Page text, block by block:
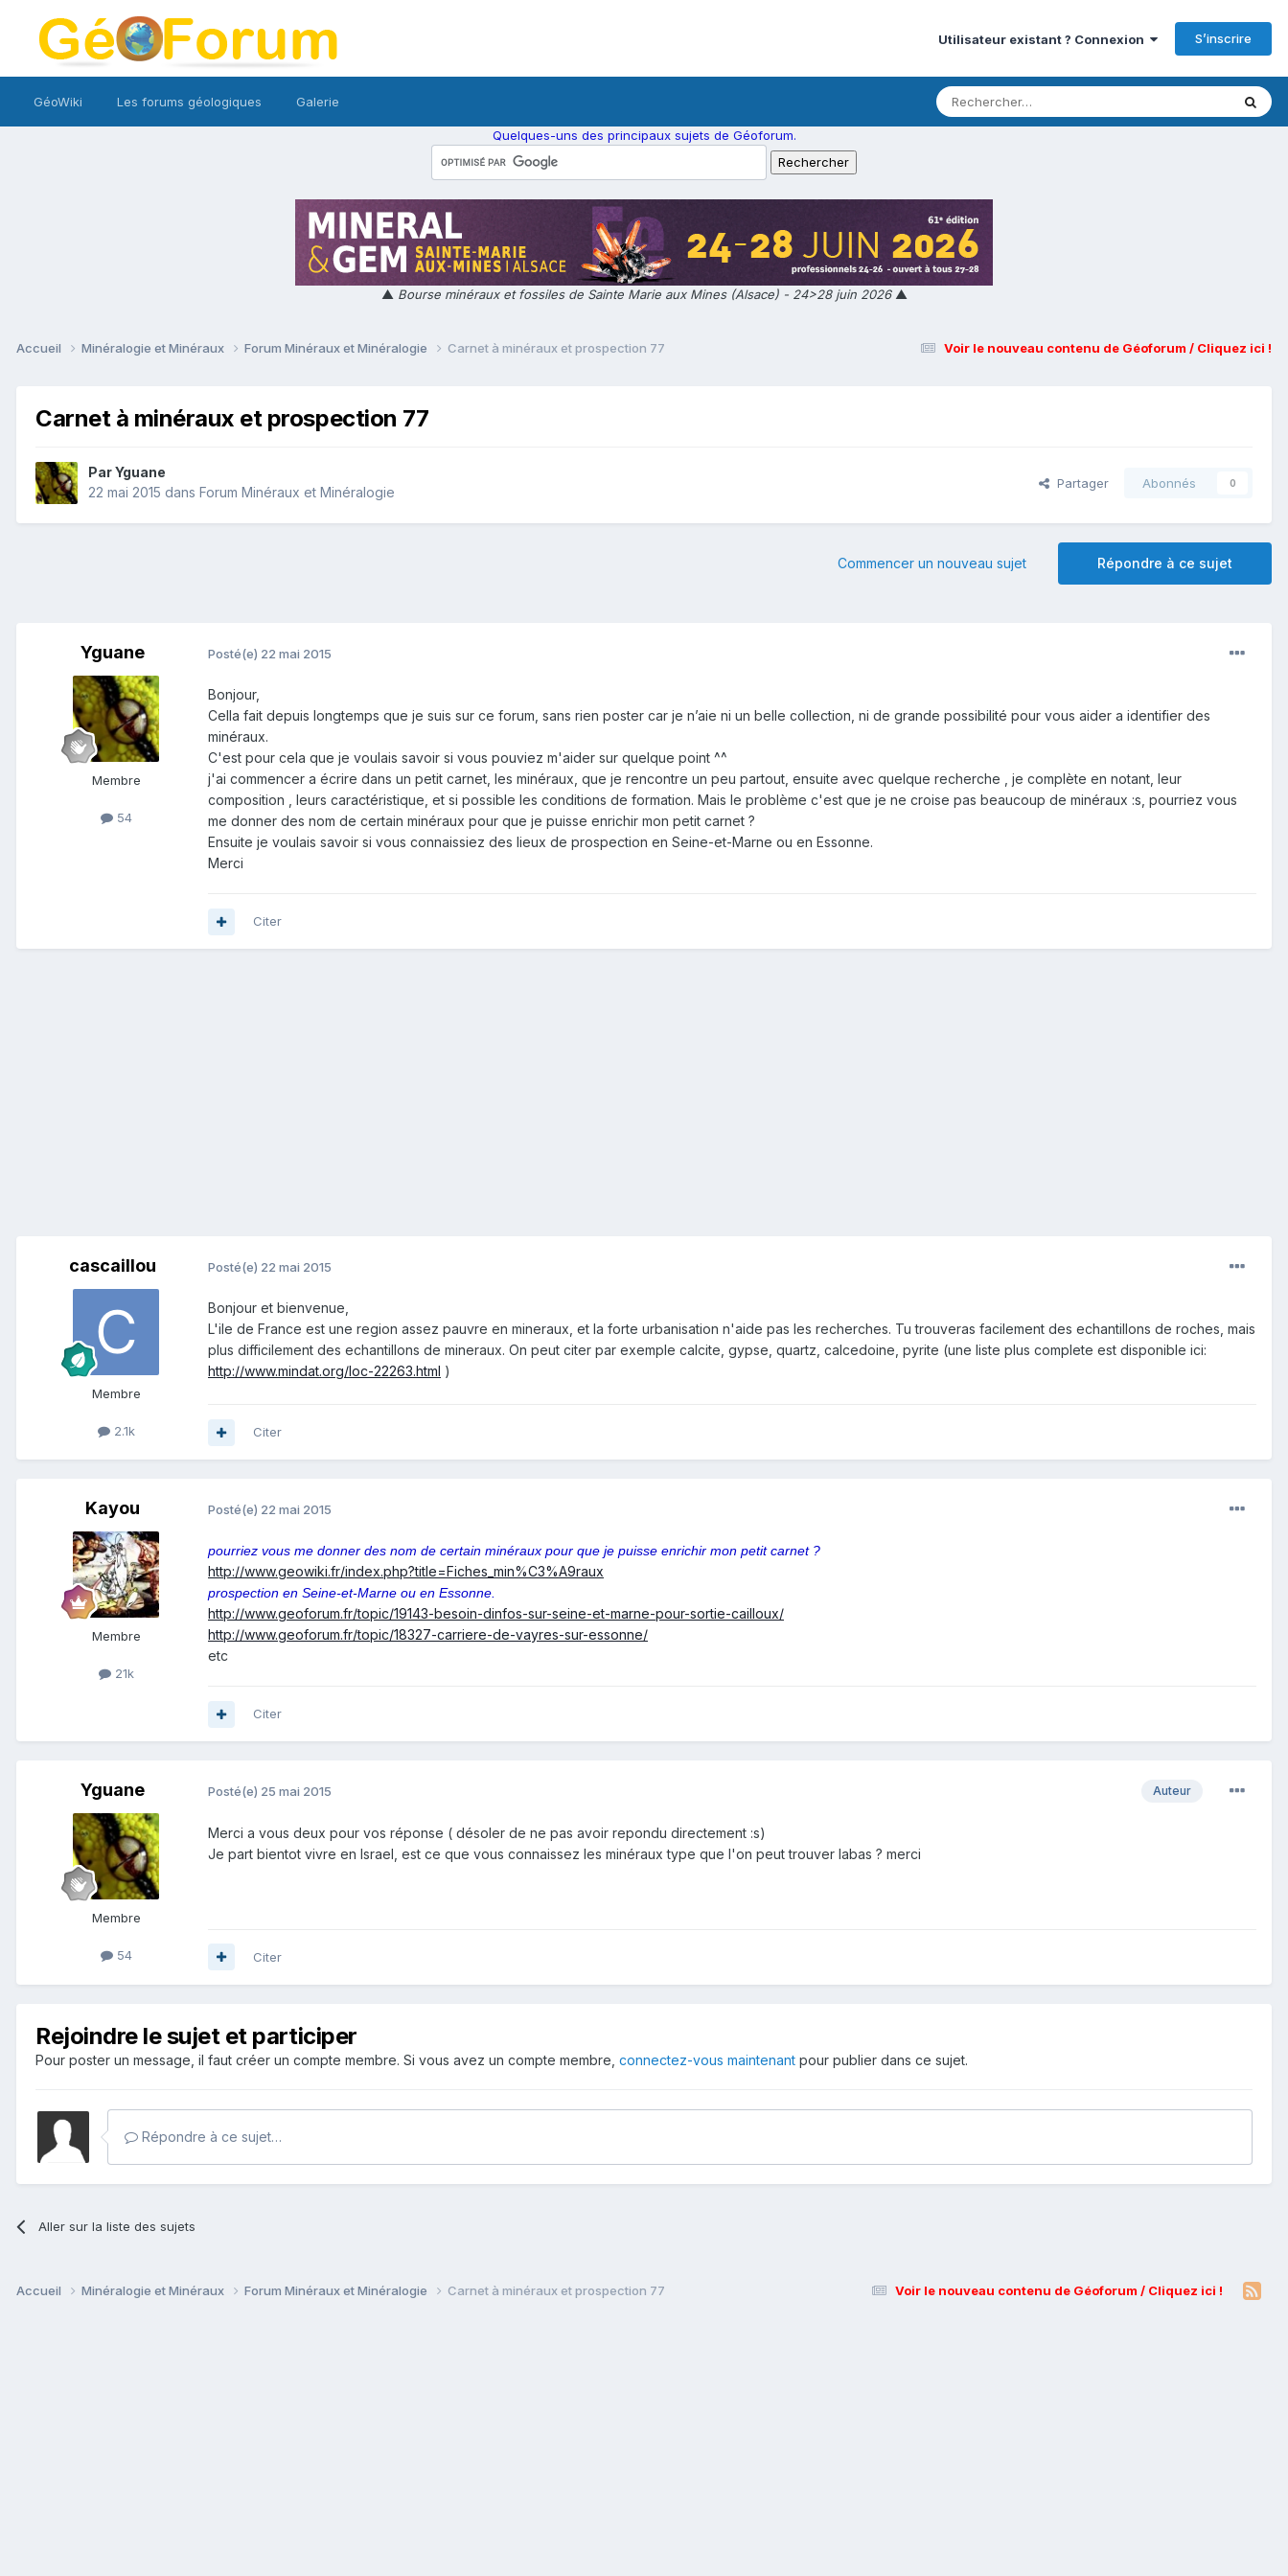
Utilisateur existant ? Connexion S’inscrire
GéoWiki Les forums géologiques Galerie
Quelques-uns des principaux sujets de Géoforum.
▲ Bourse minéraux et fossiles de Sainte Marie aux Mines (Alsace) - 24>28 juin 2026▲
Voir le nouveau contenu de Géoforum / Cliquez ici !
Accueil Minéralogie et Minéraux Forum Minéraux et Minéralogie Carnet à minéraux et prospection 77
Carnet à minéraux et prospection 77
ParYguane
22 mai 2015 dans Forum Minéraux et Minéralogie
Partager Abonnés 0
Répondre à ce sujet
Commencer un nouveau sujet
Yguane
Membre
54
Posté(e) 22 mai 2015
Bonjour,
Cella fait depuis longtemps que je suis sur ce forum, sans rien poster car je n’aie ni un belle collection, ni de grande possibilité pour vous aider a identifier des
minéraux.
C'est pour cela que je voulais savoir si vous pouviez m'aider sur quelque point ^^
j'ai commencer a écrire dans un petit carnet, les minéraux, que je rencontre un peu partout, ensuite avec quelque recherche , je complète en notant, leur
composition , leurs caractéristique, et si possible les conditions de formation. Mais le problème c'est que je ne croise pas beaucoup de minéraux :s, pourriez vous
me donner des nom de certain minéraux pour que je puisse enrichir mon petit carnet ?
Ensuite je voulais savoir si vous connaissiez des lieux de prospection en Seine-et-Marne ou en Essonne.
Merci
Citer
cascaillou
Membre
2.1k
Posté(e) 22 mai 2015
Bonjour et bienvenue,
L'ile de France est une region assez pauvre en mineraux, et la forte urbanisation n'aide pas les recherches. Tu trouveras facilement des echantillons de roches, mais
plus difficilement des echantillons de mineraux. On peut citer par exemple calcite, gypse, quartz, calcedoine, pyrite (une liste plus complete est disponible ici:
http://www.mindat.org/loc-22263.html )
Citer
Kayou
Membre
21k
Posté(e) 22 mai 2015
pourriez vous me donner des nom de certain minéraux pour que je puisse enrichir mon petit carnet ?
http://www.geowiki.fr/index.php?title=Fiches_min%C3%A9raux
prospection en Seine-et-Marne ou en Essonne.
http://www.geoforum.fr/topic/19143-besoin-dinfos-sur-seine-et-marne-pour-sortie-cailloux/
http://www.geoforum.fr/topic/18327-carriere-de-vayres-sur-essonne/
etc
Citer
Yguane
Membre
54
Auteur
Posté(e) 25 mai 2015
Merci a vous deux pour vos réponse ( désoler de ne pas avoir repondu directement :s)
Je part bientot vivre en Israel, est ce que vous connaissez les minéraux type que l'on peut trouver labas ? merci
Citer
Rejoindre le sujet et participer
Pour poster un message, il faut créer un compte membre. Si vous avez un compte membre, connectez-vous maintenant pour publier dans ce sujet.
Répondre à ce sujet…
Aller sur la liste des sujets
Voir le nouveau contenu de Géoforum / Cliquez ici !
Accueil Minéralogie et Minéraux Forum Minéraux et Minéralogie Carnet à minéraux et prospection 77